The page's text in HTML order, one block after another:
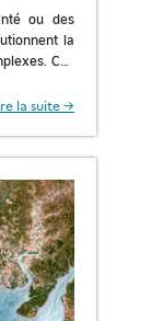
ou des
la
Ces
la suite →